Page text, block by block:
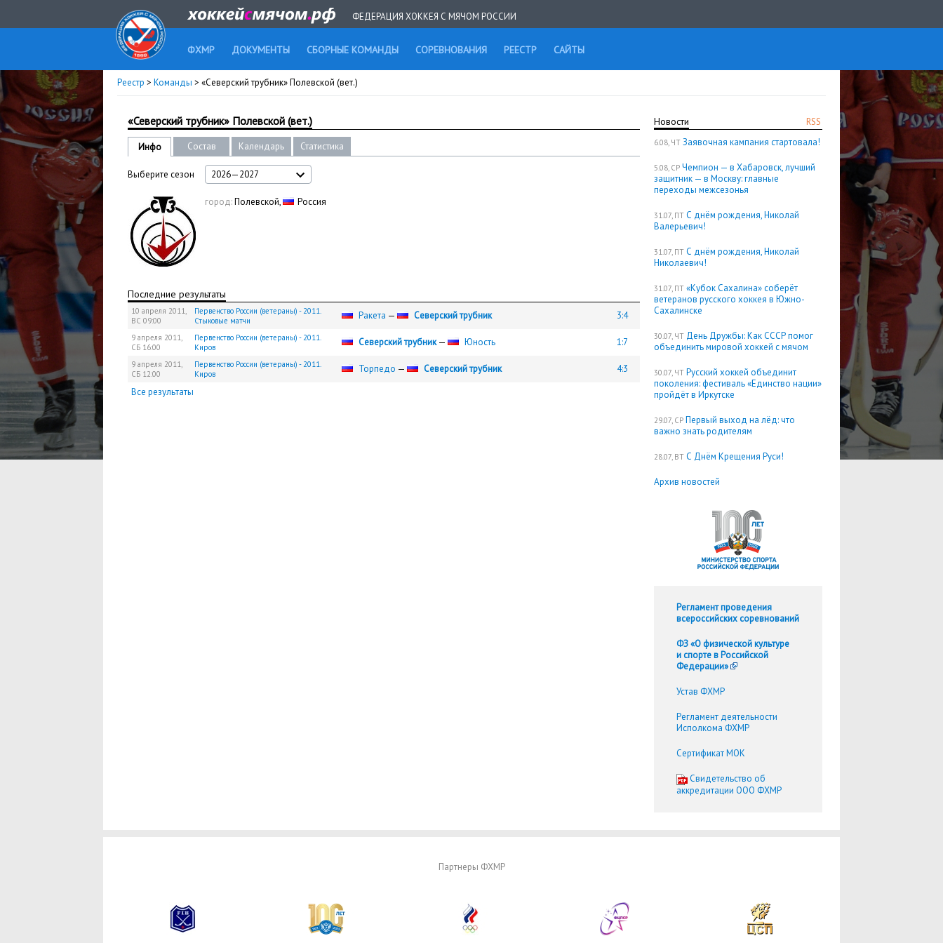
ФЕДЕРАЦИЯ ХОККЕЯ С МЯЧОМ РОССИИ
ФХМР ДОКУМЕНТЫ СБОРНЫЕ КОМАНДЫ СОРЕВНОВАНИЯ РЕЕСТР САЙТЫ
Реестр > Команды > «Северский трубник» Полевской (вет.)
RSS
Новости
6.08, ЧТ Заявочная кампания стартовала!
5.08, СР Чемпион — в Хабаровск, лучший
защитник — в Москву: главные
переходы межсезонья
31.07, ПТ С днём рождения, Николай
Валерьевич!
31.07, ПТ С днём рождения, Николай
Николаевич!
31.07, ПТ «Кубок Сахалина» соберёт
ветеранов русского хоккея в Южно-
Сахалинске
30.07, ЧТ День Дружбы: Как СССР помог
объединить мировой хоккей с мячом
30.07, ЧТ Русский хоккей объединит
поколения: фестиваль «Единство нации»
пройдёт в Иркутске
29.07, СР Первый выход на лёд: что
важно знать родителям
28.07, ВТ С Днём Крещения Руси!
Архив новостей
Регламент проведения
всероссийских соревнований
ФЗ «О физической культуре
и спорте в Российской
Федерации»
Устав ФХМР
Регламент деятельности
Исполкома ФХМР
Сертификат МОК
Cвидетельство об
аккредитации ООО ФХМР
«Северский трубник» Полевской (вет.)
Инфо Состав Календарь Статистика
Выберите сезон 2026—2027
город:Полевской, Россия
Последние результаты
10 апреля 2011,
ВС 09:00
Первенство России (ветераны) - 2011.
Стыковые матчи
Ракета — Северский трубник 3:4
9 апреля 2011,
СБ 16:00
Первенство России (ветераны) - 2011.
Киров
Северский трубник— Юность 1:7
9 апреля 2011,
СБ 12:00
Первенство России (ветераны) - 2011.
Киров
Торпедо — Северский трубник
4:3
Все результаты
Партнеры ФХМР